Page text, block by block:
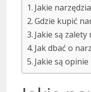
Jakie
Gdzie kupić
Jakie są zalety
Jak dbać o
Jakie są